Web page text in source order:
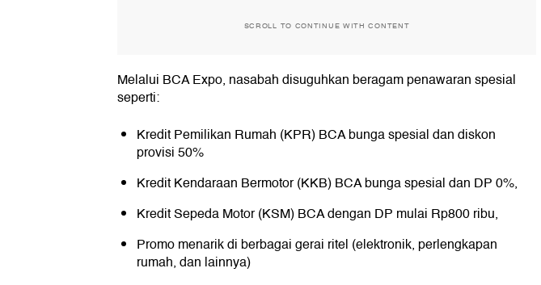
SCROLL TO CONTINUE WITH CONTENT
Melalui BCA Expo, nasabah disuguhkan beragam penawaran spesial
seperti:
Kredit Pemilikan Rumah (KPR) BCA bunga spesial dan diskon
provisi 50%
Kredit Kendaraan Bermotor (KKB) BCA bunga spesial dan DP 0%,
Kredit Sepeda Motor (KSM) BCA dengan DP mulai Rp800 ribu,
Promo menarik di berbagai gerai ritel (elektronik, perlengkapan
rumah, dan lainnya)